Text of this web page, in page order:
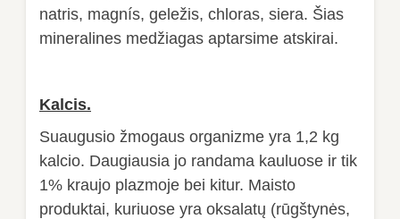
natris, magnís, geležis, chloras, siera. Šias
mineralines medžiagas aptarsime atskirai.
Kalcis.
Suaugusio žmogaus organizme yra 1,2 kg
kalcio. Daugiausia jo randama kauluose ir tik
1% kraujo plazmoje bei kitur. Maisto
produktai, kuriuose yra oksalatų (rūgštynės,